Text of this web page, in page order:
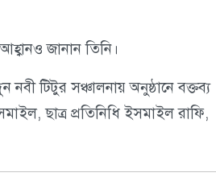
জানান তিনি।
টিটুর সঞ্চালনায় অনুষ্ঠানে বক্তব্য
ছাত্র প্রতিনিধি ইসমাইল রাফি,